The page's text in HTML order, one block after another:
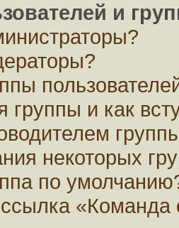
и
группы и как
некоторых
по
«Команда